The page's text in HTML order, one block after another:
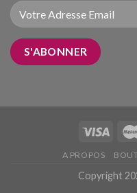
A PROPOS
Copyright